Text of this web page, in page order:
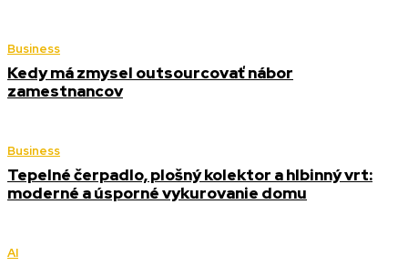
Business
Kedy má zmysel outsourcovať nábor
zamestnancov
Business
Tepelné čerpadlo, plošný kolektor a hlbinný vrt:
moderné a úsporné vykurovanie domu
AI